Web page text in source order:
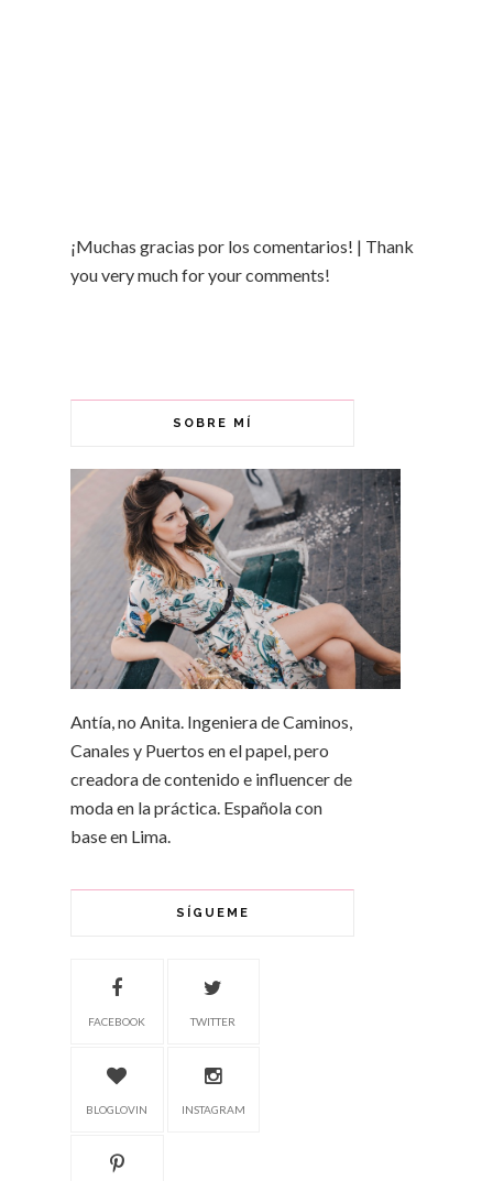
¡Muchas gracias por los comentarios! | Thank
you very much for your comments!
SOBRE MÍ
Antía, no Anita. Ingeniera de Caminos,
Canales y Puertos en el papel, pero
creadora de contenido e influencer de
moda en la práctica. Española con
base en Lima.
SÍGUEME
FACEBOOK TWITTER
BLOGLOVIN INSTAGRAM